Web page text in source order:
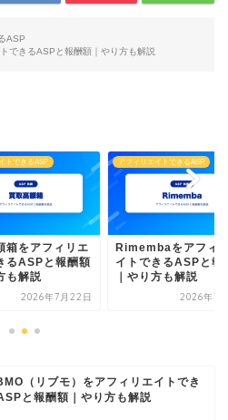
ASP
できるASPと報酬額｜やり方も解説
トできるASP
箱をアフィリエ
るASPと報酬額
も解説
2026年7月22日
アフィリエイトできるASP
Rimembaをアフィ
イトできるASPと報
｜やり方も解説
2026年7
（リブモ）をアフィリエイトでき
と報酬額｜やり方も解説